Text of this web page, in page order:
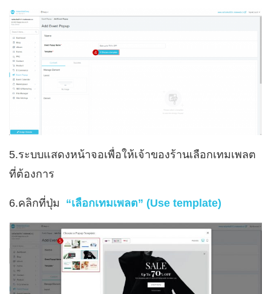
5.ระบบแสดงหน้าจอเพื่อให้เจ้าของร้านเลือกเทมเพลต
ที่ต้องการ
6.คลิกที่ปุ่ม “เลือกเทมเพลต” (Use template)